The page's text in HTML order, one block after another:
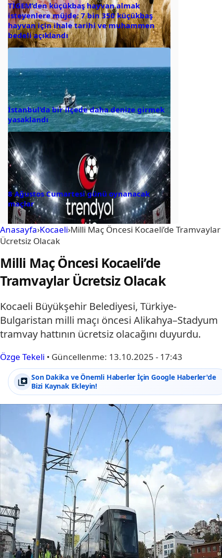
TİGEM’den küçükbaş hayvan almak
isteyenlere müjde: 7 bin 350 küçükbaş
hayvan için ihale tarihi ve muhammen
bedeli açıklandı
İstanbul’da bir ilçede daha denize girmek
yasaklandı
8 Ağustos Cumartesi günü oynanacak
maçlar
Anasayfa›Kocaeli›Milli Maç Öncesi Kocaeli’de Tramvaylar
Ücretsiz Olacak
Milli Maç Öncesi Kocaeli’de
Tramvaylar Ücretsiz Olacak
Kocaeli Büyükşehir Belediyesi, Türkiye-
Bulgaristan milli maçı öncesi Alikahya–Stadyum
tramvay hattının ücretsiz olacağını duyurdu.
Özge Tekeli • Güncellenme: 13.10.2025 - 17:43
Son Dakika ve Önemli Haberler İçin Google Haberler'de
Bizi Kaynak Ekleyin!